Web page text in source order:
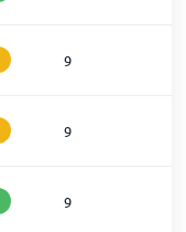
9
9
9